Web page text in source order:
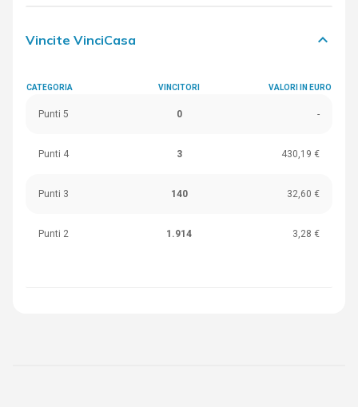
Vincite VinciCasa keyboard_arrow_down
CATEGORIA VINCITORI VALORI IN EURO
Punti 5 0 -
Punti 4 3 430,19 €
Punti 3 140 32,60 €
Punti 2 1.914 3,28 €